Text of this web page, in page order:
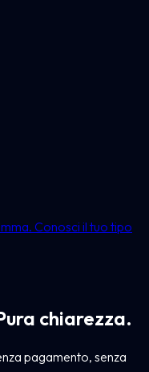
Conosci il tuo tipo
chiarezza.
pagamento, senza